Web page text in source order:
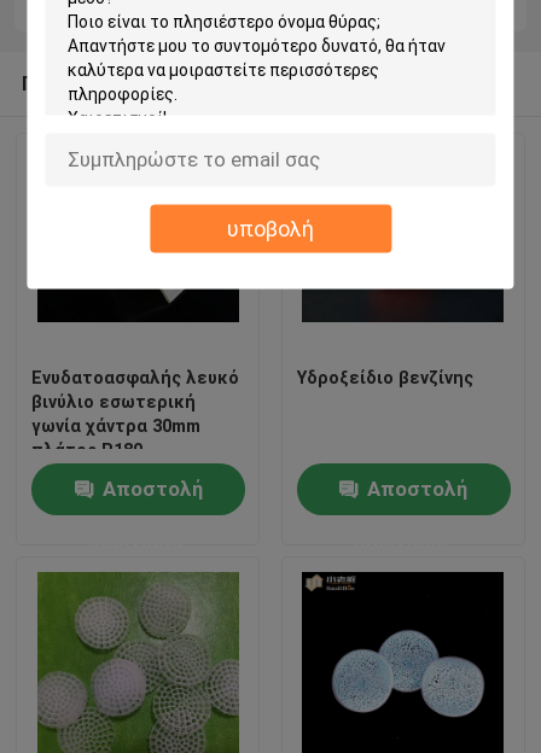
υποβολή
Προτεινόμενα Προϊόντα
Ενυδατοασφαλής λευκό
βινύλιο εσωτερική
γωνία χάντρα 30mm
πλάτος P180
Αποστολή
Υδροξείδιο βενζίνης
Αποστολή